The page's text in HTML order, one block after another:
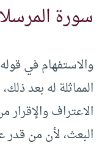
سورة المرسلات
والاستفهام في
المماثلة له بعد
الاعتراف
البعث، لأن من قدر